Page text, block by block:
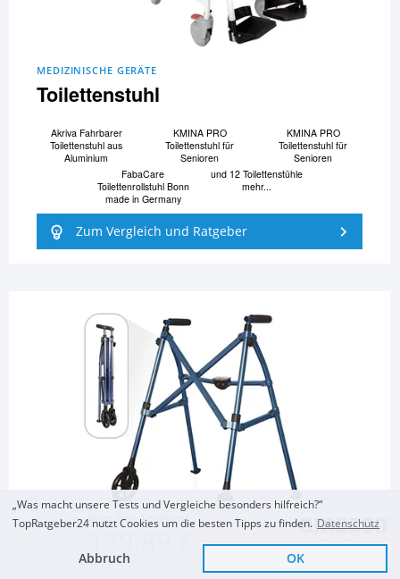
Zum Top Angebot
KOSTENLOSE LIEFERUNG Sofort Lieferbar
MEDIZINISCHE GERÄTE
Toilettenstuhl
Akriva Fahrbarer
Toilettenstuhl aus
Aluminium
KMINA PRO
Toilettenstuhl für
Senioren
KMINA PRO
Toilettenstuhl für
Senioren
FabaCare
Toilettenrollstuhl Bonn
made in Germany
und 12 Toilettenstühle
mehr...
Zum Vergleich und Ratgeber
MEDIZINISCHE GERÄTE
„Was macht unsere Tests und Vergleiche besonders hilfreich?“
TopRatgeber24 nutzt Cookies um die besten Tipps zu finden. Datenschutz
Abbruch OK